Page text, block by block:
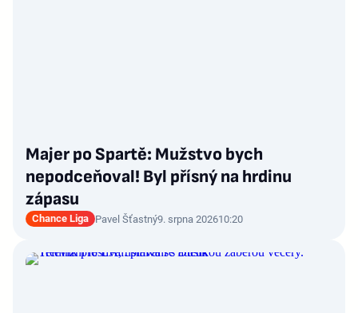
Majer po Spartě: Mužstvo bych
nepodceňoval! Byl přísný na hrdinu
zápasu
Chance Liga Pavel Šťastný9. srpna 202610:20